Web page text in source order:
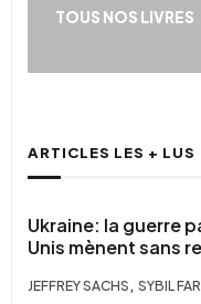
TOUS NOS LIVRES
ARTICLES LES + LUS
Ukraine: la guerre
Unis mènent sans
JEFFREY SACHS , SYBIL